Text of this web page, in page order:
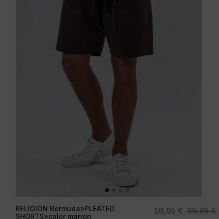
RELIGION Bermuda»PLEATED
SHORTS»color marron
89,95€
El
59,95 €
El